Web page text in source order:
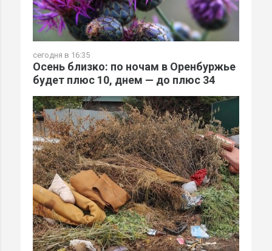
сегодня в 16:35
Осень близко: по ночам в Оренбуржье
будет плюс 10, днем — до плюс 34